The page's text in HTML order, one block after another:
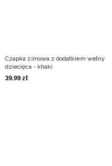
Czapka zimowa z dodatkiem wełny
dziecięca - khaki
39,99 zł